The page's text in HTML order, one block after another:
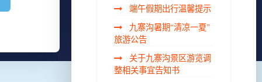
端午假期出行温馨提示
九寨沟暑期“清凉一夏”
旅游公告
关于九寨沟景区游览调
整相关事宜告知书